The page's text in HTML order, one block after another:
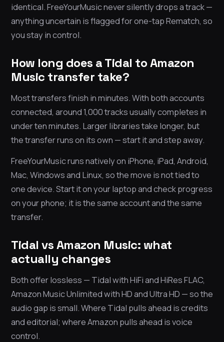
identical. FreeYourMusic never silently drops a track —
anything uncertain is flagged for one-tap Rematch, so
you stay in control.
How long does a Tidal to Amazon
Music transfer take?
Most transfers finish in minutes. With both accounts
connected, around 1,000 tracks usually completes in
under ten minutes. Larger libraries take longer, but
the transfer runs on its own — start it and step away.
FreeYourMusic runs natively on iPhone, iPad, Android,
Mac, Windows and Linux, so the move is not tied to
one device. Start it on your laptop and check progress
on your phone; it is the same account and the same
transfer.
Tidal vs Amazon Music: what
actually changes
Both offer lossless — Tidal with HiFi and HiRes FLAC,
Amazon Music Unlimited with HD and Ultra HD — so the
audio gap is small. Where Tidal pulls ahead is credits
and editorial; where Amazon pulls ahead is voice
control.